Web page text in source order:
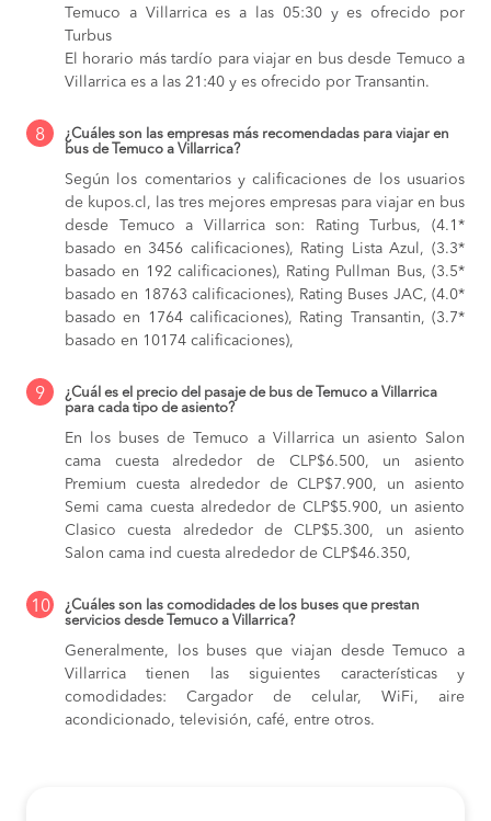
Temuco a Villarrica es a las 05:30 y es ofrecido por
Turbus
El horario más tardío para viajar en bus desde Temuco a
Villarrica es a las 21:40 y es ofrecido por Transantin.
8
¿Cuáles son las empresas más recomendadas para viajar en
bus de Temuco a Villarrica?
Según los comentarios y calificaciones de los usuarios
de kupos.cl, las tres mejores empresas para viajar en bus
desde Temuco a Villarrica son: Rating Turbus, (4.1*
basado en 3456 calificaciones), Rating Lista Azul, (3.3*
basado en 192 calificaciones), Rating Pullman Bus, (3.5*
basado en 18763 calificaciones), Rating Buses JAC, (4.0*
basado en 1764 calificaciones), Rating Transantin, (3.7*
basado en 10174 calificaciones),
9
¿Cuál es el precio del pasaje de bus de Temuco a Villarrica
para cada tipo de asiento?
En los buses de Temuco a Villarrica un asiento Salon
cama cuesta alrededor de CLP$6.500, un asiento
Premium cuesta alrededor de CLP$7.900, un asiento
Semi cama cuesta alrededor de CLP$5.900, un asiento
Clasico cuesta alrededor de CLP$5.300, un asiento
Salon cama ind cuesta alrededor de CLP$46.350,
10
¿Cuáles son las comodidades de los buses que prestan
servicios desde Temuco a Villarrica?
Generalmente, los buses que viajan desde Temuco a
Villarrica tienen las siguientes características y
comodidades: Cargador de celular, WiFi, aire
acondicionado, televisión, café, entre otros.